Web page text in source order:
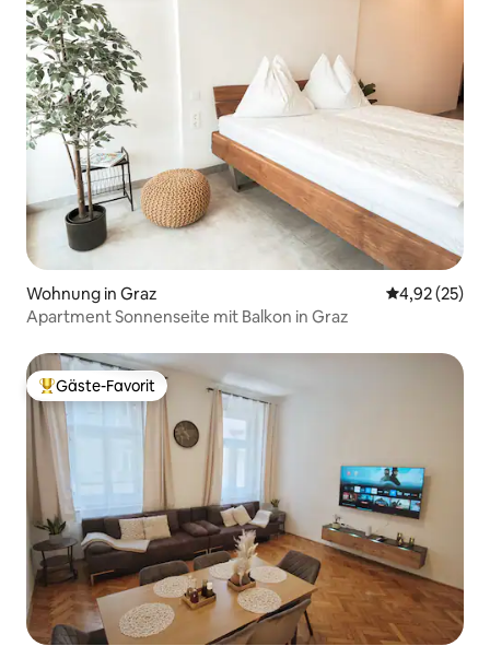
Wohnung in Graz
4,92 (25)
Apartment Sonnenseite mit Balkon in Graz
Beliebter Gäste-Favorit.
Gäste-Favorit